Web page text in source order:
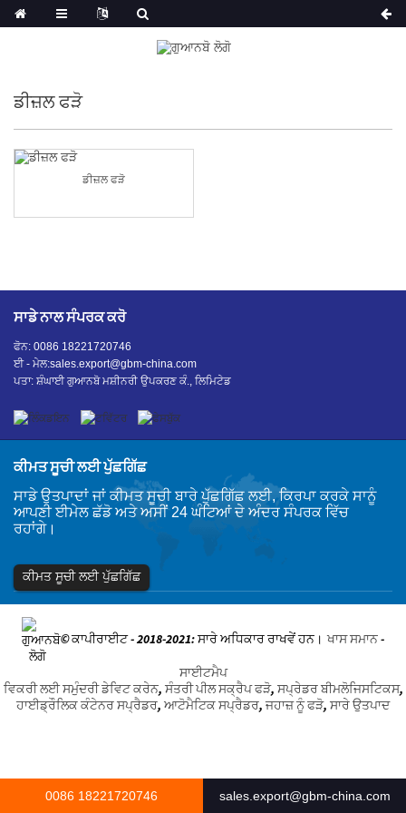
ਡੀਜ਼ਲ ਫੜੋ
ਡੀਜ਼ਲ ਫੜੋ
ਸਾਡੇ ਨਾਲ ਸੰਪਰਕ ਕਰੋ
ਫੋਨ: 0086 18221720746
ਈ - ਮੇਲ:sales.export@gbm-china.com
ਪਤਾ: ਸ਼ੰਘਾਈ ਗੁਆਨਬੋ ਮਸ਼ੀਨਰੀ ਉਪਕਰਣ ਕੰ., ਲਿਮਿਟੇਡ
ਕੀਮਤ ਸੂਚੀ ਲਈ ਪੁੱਛਗਿੱਛ
ਸਾਡੇ ਉਤਪਾਦਾਂ ਜਾਂ ਕੀਮਤ ਸੂਚੀ ਬਾਰੇ ਪੁੱਛਗਿੱਛ ਲਈ, ਕਿਰਪਾ ਕਰਕੇ ਸਾਨੂੰ
ਆਪਣੀ ਈਮੇਲ ਛੱਡੋ ਅਤੇ ਅਸੀਂ 24 ਘੰਟਿਆਂ ਦੇ ਅੰਦਰ ਸੰਪਰਕ ਵਿੱਚ
ਰਹਾਂਗੇ।
ਕੀਮਤ ਸੂਚੀ ਲਈ ਪੁੱਛਗਿੱਛ
© ਕਾਪੀਰਾਈਟ - 2018-2021: ਸਾਰੇ ਅਧਿਕਾਰ ਰਾਖਵੇਂ ਹਨ। ਖਾਸ ਸਮਾਨ-
ਸਾਈਟਮੈਪ
ਵਿਕਰੀ ਲਈ ਸਮੁੰਦਰੀ ਡੇਵਿਟ ਕਰੇਨ, ਸੰਤਰੀ ਪੀਲ ਸਕ੍ਰੈਪ ਫੜੋ, ਸਪ੍ਰੇਡਰ ਬੀਮਲੋਜਿਸਟਿਕਸ,
ਹਾਈਡ੍ਰੌਲਿਕ ਕੰਟੇਨਰ ਸਪ੍ਰੈਡਰ, ਆਟੋਮੈਟਿਕ ਸਪ੍ਰੈਡਰ,ਜਹਾਜ਼ ਨੂੰ ਫੜੋ, ਸਾਰੇ ਉਤਪਾਦ
0086 18221720746 sales.export@gbm-china.com